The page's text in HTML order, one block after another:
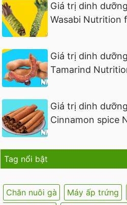
Giá trị dinh
Wasabi Nutrition
Giá trị dinh
Tamarind
Giá trị dinh
Cinnamon spice
Tag nổi bật
Chăn nuôi gà Máy ấp trứng